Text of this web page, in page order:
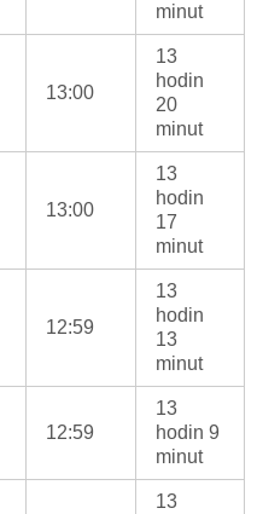
minut
13:00
13
hodin
20
minut
13:00
13
hodin
17
minut
12:59
13
hodin
13
minut
12:59
13
hodin 9
minut
13